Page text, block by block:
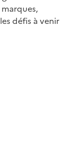
défis à venir